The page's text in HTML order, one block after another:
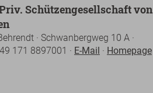
Schützengesellschaft von
· Schwanbergweg 10 A ·
171 8897001 · E-Mail · Homepage